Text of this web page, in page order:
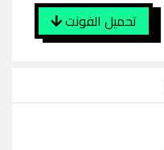
تحميل الفونت